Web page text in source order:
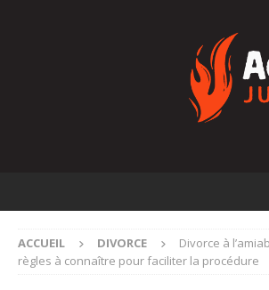
ACCUEIL DIVORCE
Divorce à
règles à connaître pour faciliter la procédure